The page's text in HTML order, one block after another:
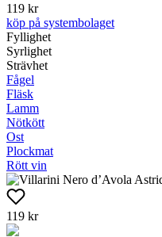
119 kr
köp på systembolaget
Fyllighet
Syrlighet
Strävhet
Fågel
Fläsk
Lamm
Nötkött
Ost
Plockmat
Rött vin
119 kr